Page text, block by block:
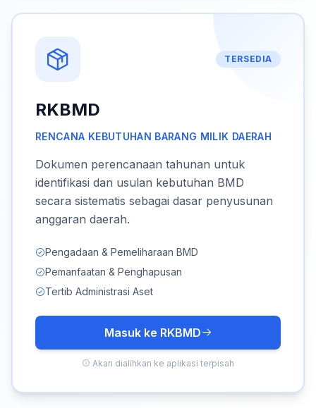
TERSEDIA
RKBMD
RENCANA KEBUTUHAN BARANG MILIK DAERAH
Dokumen perencanaan tahunan untuk
identifikasi dan usulan kebutuhan BMD
secara sistematis sebagai dasar penyusunan
anggaran daerah.
Pengadaan & Pemeliharaan BMD
Pemanfaatan & Penghapusan
Tertib Administrasi Aset
Masuk ke RKBMD
Akan dialihkan ke aplikasi terpisah